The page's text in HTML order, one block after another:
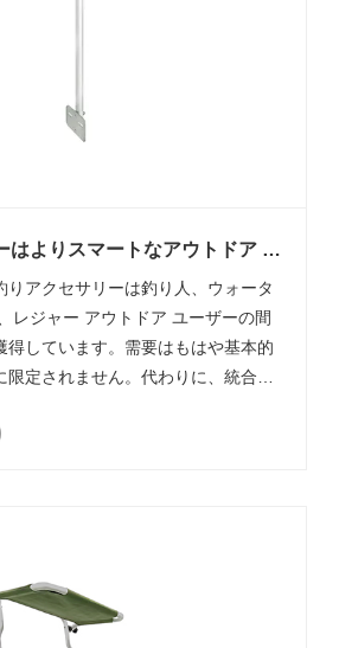
はよりスマートなアウトドア カ
りアクセサリーは釣り人、ウォータ
レジャー アウトドア ユーザーの間
得しています。需要はもはや基本的
限定されません。代わりに、統合さ
ています。